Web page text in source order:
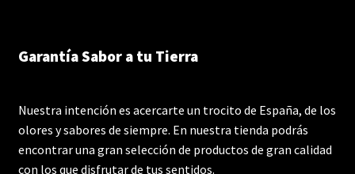
Garantía Sabor a tu Tierra
Nuestra intención es acercarte un trocito de España, de los
olores y sabores de siempre. En nuestra tienda podrás
encontrar una gran selección de productos de gran calidad
con los que disfrutar de tus sentidos.